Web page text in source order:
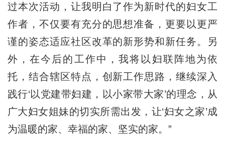
过本次活动，让我明白了作为新时代的妇女工
作者，不仅要有充分的思想准备，更要以更严
谨的姿态适应社区改革的新形势和新任务。另
外，在今后的工作中，我将以妇联阵地为依
托，结合辖区特点，创新工作思路，继续深入
践行‘以党建带妇建，以小家带大家’的理念，从
广大妇女姐妹的切实所需出发，让‘妇女之家’成
为温暖的家、幸福的家、坚实的家。”